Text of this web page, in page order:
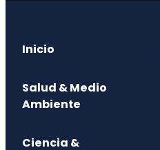
Inicio
Salud & Medio
Ambiente
Ciencia &